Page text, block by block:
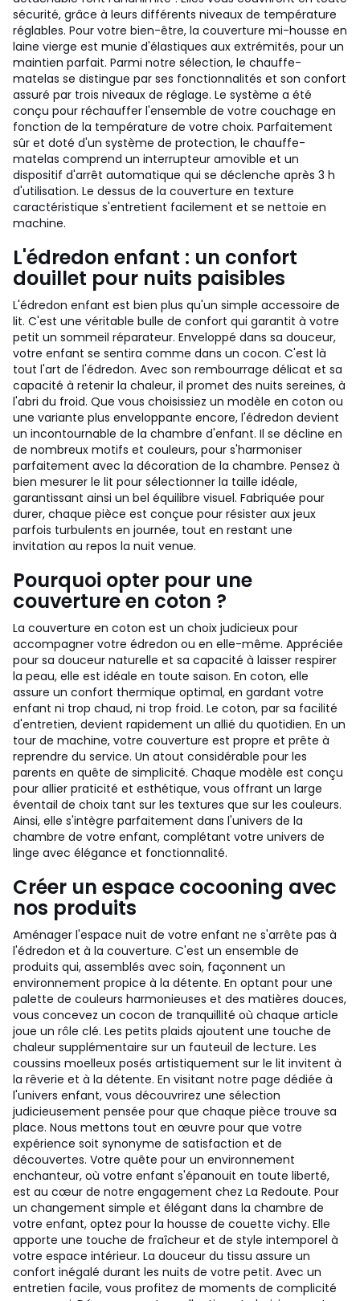
sécurité, grâce à leurs différents niveaux de température
réglables. Pour votre bien-être, la couverture mi-housse en
laine vierge est munie d'élastiques aux extrémités, pour un
maintien parfait. Parmi notre sélection, le chauffe-
matelas se distingue par ses fonctionnalités et son confort
assuré par trois niveaux de réglage. Le système a été
conçu pour réchauffer l'ensemble de votre couchage en
fonction de la température de votre choix. Parfaitement
sûr et doté d'un système de protection, le chauffe-
matelas comprend un interrupteur amovible et un
dispositif d'arrêt automatique qui se déclenche après 3 h
d'utilisation. Le dessus de la couverture en texture
caractéristique s'entretient facilement et se nettoie en
machine.
L'édredon enfant : un confort
douillet pour nuits paisibles
L'édredon enfant est bien plus qu'un simple accessoire de
lit. C'est une véritable bulle de confort qui garantit à votre
petit un sommeil réparateur. Enveloppé dans sa douceur,
votre enfant se sentira comme dans un cocon. C'est là
tout l'art de l'édredon. Avec son rembourrage délicat et sa
capacité à retenir la chaleur, il promet des nuits sereines, à
l'abri du froid. Que vous choisissiez un modèle en coton ou
une variante plus enveloppante encore, l'édredon devient
un incontournable de la chambre d'enfant. Il se décline en
de nombreux motifs et couleurs, pour s'harmoniser
parfaitement avec la décoration de la chambre. Pensez à
bien mesurer le lit pour sélectionner la taille idéale,
garantissant ainsi un bel équilibre visuel. Fabriquée pour
durer, chaque pièce est conçue pour résister aux jeux
parfois turbulents en journée, tout en restant une
invitation au repos la nuit venue.
Pourquoi opter pour une
couverture en coton ?
La couverture en coton est un choix judicieux pour
accompagner votre édredon ou en elle-même. Appréciée
pour sa douceur naturelle et sa capacité à laisser respirer
la peau, elle est idéale en toute saison. En coton, elle
assure un confort thermique optimal, en gardant votre
enfant ni trop chaud, ni trop froid. Le coton, par sa facilité
d'entretien, devient rapidement un allié du quotidien. En un
tour de machine, votre couverture est propre et prête à
reprendre du service. Un atout considérable pour les
parents en quête de simplicité. Chaque modèle est conçu
pour allier praticité et esthétique, vous offrant un large
éventail de choix tant sur les textures que sur les couleurs.
Ainsi, elle s'intègre parfaitement dans l'univers de la
chambre de votre enfant, complétant votre univers de
linge avec élégance et fonctionnalité.
Créer un espace cocooning avec
nos produits
Aménager l'espace nuit de votre enfant ne s'arrête pas à
l'édredon et à la couverture. C'est un ensemble de
produits qui, assemblés avec soin, façonnent un
environnement propice à la détente. En optant pour une
palette de couleurs harmonieuses et des matières douces,
vous concevez un cocon de tranquillité où chaque article
joue un rôle clé. Les petits plaids ajoutent une touche de
chaleur supplémentaire sur un fauteuil de lecture. Les
coussins moelleux posés artistiquement sur le lit invitent à
la rêverie et à la détente. En visitant notre page dédiée à
l'univers enfant, vous découvrirez une sélection
judicieusement pensée pour que chaque pièce trouve sa
place. Nous mettons tout en œuvre pour que votre
expérience soit synonyme de satisfaction et de
découvertes. Votre quête pour un environnement
enchanteur, où votre enfant s'épanouit en toute liberté,
est au cœur de notre engagement chez La Redoute. Pour
un changement simple et élégant dans la chambre de
votre enfant, optez pour la housse de couette vichy. Elle
apporte une touche de fraîcheur et de style intemporel à
votre espace intérieur. La douceur du tissu assure un
confort inégalé durant les nuits de votre petit. Avec un
entretien facile, vous profitez de moments de complicité